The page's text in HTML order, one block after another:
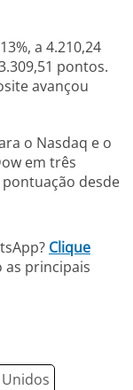
a 4.210,24
pontos.
avançou
o Nasdaq e o
em três
pontuação desde
Clique
as principais